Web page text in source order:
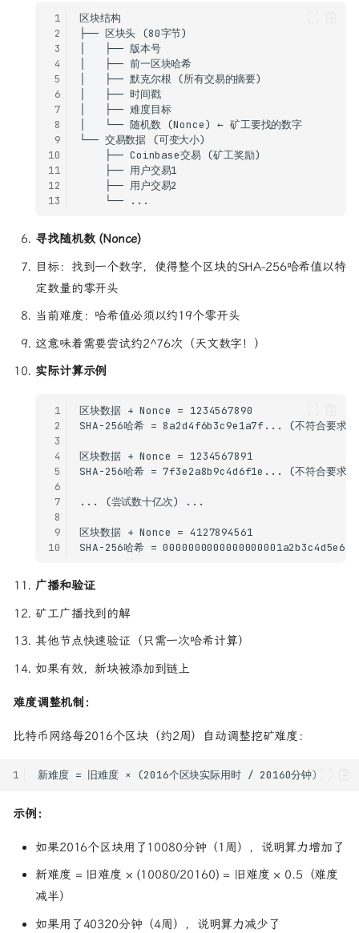
1
2
3
4
5
6
7
8
9
10
11
12
13
│   ├── 版本号
│   ├── 时间戳
│   ├── 难度目标
│   └── 随机数 (Nonce) ← 矿工要找的数字
寻找随机数 (Nonce)
目标：找到一个数字，使得整个区块的SHA-256哈希值以特
定数量的零开头
当前难度：哈希值必须以约19个零开头
这意味着需要尝试约2^76次（天文数字！）
实际计算示例
1
2
3
4
5
6
7
8
9
10
广播和验证
矿工广播找到的解
其他节点快速验证（只需一次哈希计算）
如果有效，新块被添加到链上
难度调整机制：
比特币网络每2016个区块（约2周）自动调整挖矿难度：
1
示例：
如果2016个区块用了10080分钟（1周），说明算力增加了
新难度 = 旧难度 × (10080/20160) = 旧难度 × 0.5（难度
减半）
如果用了40320分钟（4周），说明算力减少了